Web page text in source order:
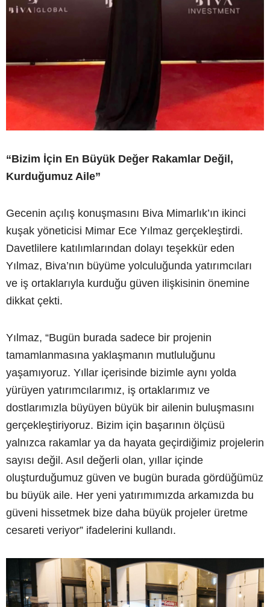
“Bizim İçin En Büyük Değer Rakamlar Değil,
Kurduğumuz Aile”
Gecenin açılış konuşmasını Biva Mimarlık’ın ikinci
kuşak yöneticisi Mimar Ece Yılmaz gerçekleştirdi.
Davetlilere katılımlarından dolayı teşekkür eden
Yılmaz, Biva’nın büyüme yolculuğunda yatırımcıları
ve iş ortaklarıyla kurduğu güven ilişkisinin önemine
dikkat çekti.
Yılmaz, “Bugün burada sadece bir projenin
tamamlanmasına yaklaşmanın mutluluğunu
yaşamıyoruz. Yıllar içerisinde bizimle aynı yolda
yürüyen yatırımcılarımız, iş ortaklarımız ve
dostlarımızla büyüyen büyük bir ailenin buluşmasını
gerçekleştiriyoruz. Bizim için başarının ölçüsü
yalnızca rakamlar ya da hayata geçirdiğimiz projelerin
sayısı değil. Asıl değerli olan, yıllar içinde
oluşturduğumuz güven ve bugün burada gördüğümüz
bu büyük aile. Her yeni yatırımımızda arkamızda bu
güveni hissetmek bize daha büyük projeler üretme
cesareti veriyor” ifadelerini kullandı.